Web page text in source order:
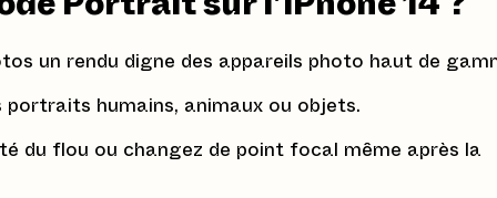
un rendu digne des appareils photo haut de
portraits humains, animaux ou objets.
du flou ou changez de point focal même après la